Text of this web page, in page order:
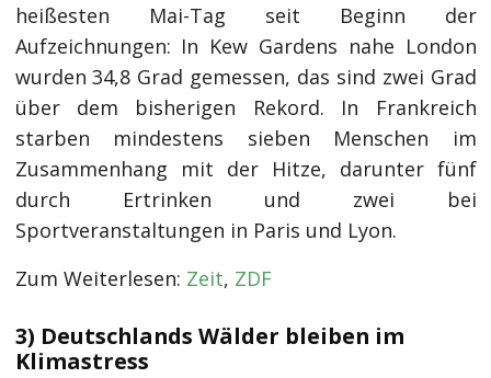
heißesten Mai-Tag seit Beginn der
Aufzeichnungen: In Kew Gardens nahe London
wurden 34,8 Grad gemessen, das sind zwei Grad
über dem bisherigen Rekord. In Frankreich
starben mindestens sieben Menschen im
Zusammenhang mit der Hitze, darunter fünf
durch Ertrinken und zwei bei
Sportveranstaltungen in Paris und Lyon.
Zum Weiterlesen: Zeit, ZDF
3) Deutschlands Wälder bleiben im
Klimastress